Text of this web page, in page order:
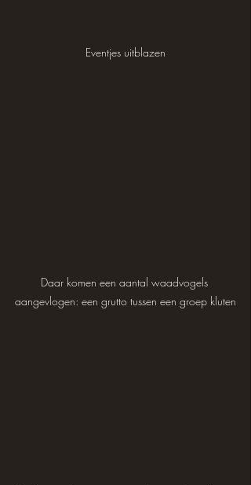
Eventjes uitblazen
Daar komen een aantal waadvogels
aangevlogen: een grutto tussen een groep kluten